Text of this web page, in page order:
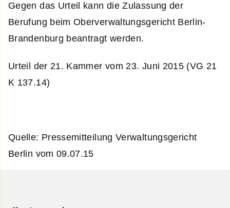
Gegen das Urteil kann die Zulassung der
Berufung beim Oberverwaltungsgericht Berlin-
Brandenburg beantragt werden.
Urteil der 21. Kammer vom 23. Juni 2015 (VG 21
K 137.14)
Quelle: Pressemitteilung Verwaltungsgericht
Berlin vom 09.07.15